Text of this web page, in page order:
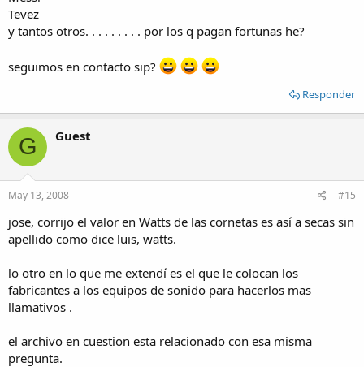
Tevez
y tantos otros. . . . . . . . . por los q pagan fortunas he?
seguimos en contacto sip?
Responder
G Guest
May 13, 2008 #15
jose, corrijo el valor en Watts de las cornetas es así a secas sin
apellido como dice luis, watts.
lo otro en lo que me extendí es el que le colocan los
fabricantes a los equipos de sonido para hacerlos mas
llamativos .
el archivo en cuestion esta relacionado con esa misma
pregunta.